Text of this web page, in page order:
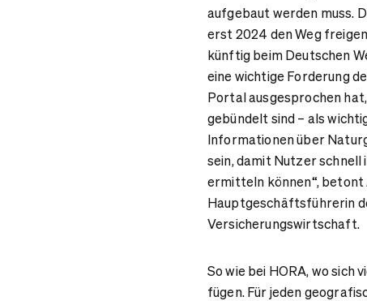
aufgebaut werden muss.
erst 2024 den Weg
künftig beim Deutschen
eine wichtige Forderung
Portal ausgesprochen
gebündelt sind – als
Informationen über
sein, damit Nutzer
ermitteln können“,
Hauptgeschäftsführerin
Versicherungswirtschaft.
So wie bei HORA, wo sich
fügen. Für jeden